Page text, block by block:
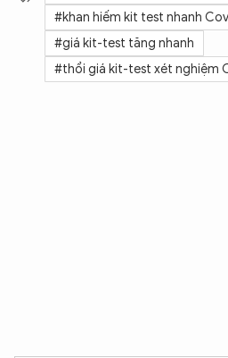
#khan hiếm kit test nhanh
#giá kit-test tăng nhanh
#thổi giá kit-test xét nghiệm